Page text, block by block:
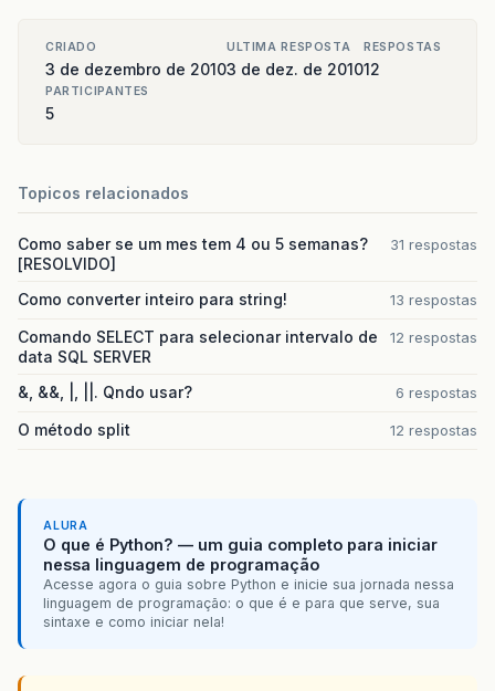
CRIADO
3 de dezembro de 2010
ULTIMA RESPOSTA
3 de dez. de 2010
RESPOSTAS
12
PARTICIPANTES
5
Topicos relacionados
Como saber se um mes tem 4 ou 5 semanas?
[RESOLVIDO]
31 respostas
Como converter inteiro para string! 13 respostas
Comando SELECT para selecionar intervalo de
data SQL SERVER
12 respostas
&, &&, |, ||. Qndo usar? 6 respostas
O método split 12 respostas
ALURA
O que é Python? — um guia completo para iniciar
nessa linguagem de programação
Acesse agora o guia sobre Python e inicie sua jornada nessa
linguagem de programação: o que é e para que serve, sua
sintaxe e como iniciar nela!